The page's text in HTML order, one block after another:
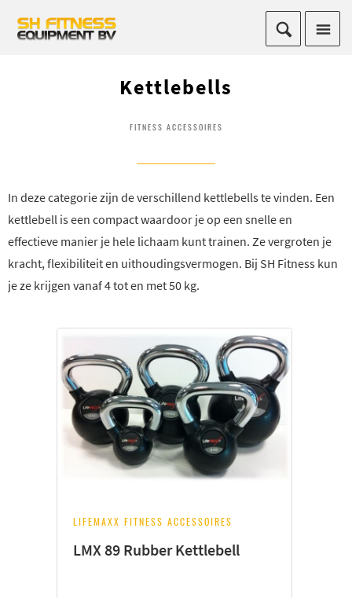
Kettlebells
FITNESS ACCESSOIRES
In deze categorie zijn de verschillend kettlebells te vinden. Een
kettlebell is een compact waardoor je op een snelle en
effectieve manier je hele lichaam kunt trainen. Ze vergroten je
kracht, flexibiliteit en uithoudingsvermogen. Bij SH Fitness kun
je ze krijgen vanaf 4 tot en met 50 kg.
LIFEMAXX FITNESS ACCESSOIRES
LMX 89 Rubber Kettlebell